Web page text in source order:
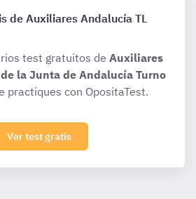
de Auxiliares Andalucía TL
test gratuitos de Auxiliares
la Junta de Andalucía Turno
practiques con OpositaTest.
Ver test gratis